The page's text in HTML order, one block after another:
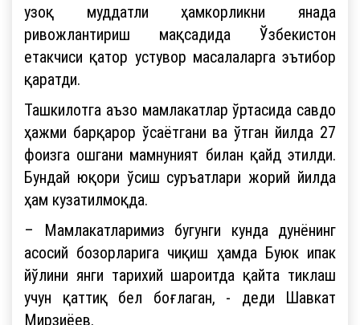
узоқ муддатли ҳамкорликни янада
ривожлантириш мақсадида Ўзбекистон
етакчиси қатор устувор масалаларга эътибор
қаратди.
Ташкилотга аъзо мамлакатлар ўртасида савдо
ҳажми барқарор ўсаётгани ва ўтган йилда 27
фоизга ошгани мамнуният билан қайд этилди.
Бундай юқори ўсиш суръатлари жорий йилда
ҳам кузатилмоқда.
– Мамлакатларимиз бугунги кунда дунёнинг
асосий бозорларига чиқиш ҳамда Буюк ипак
йўлини янги тарихий шароитда қайта тиклаш
учун қаттиқ бел боғлаган, - деди Шавкат
Мирзиёев.